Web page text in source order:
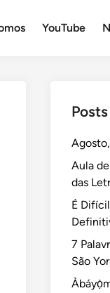
YouTube
Aula
das
É
7
São